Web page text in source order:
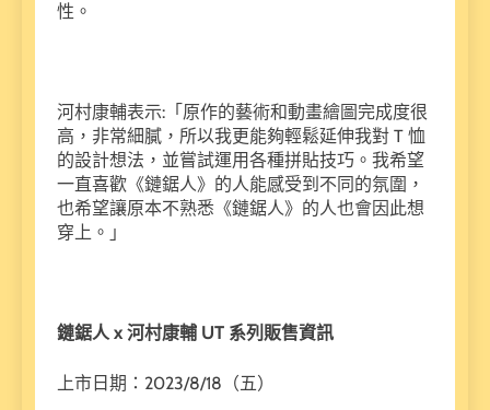
性。
河村康輔表示:「原作的藝術和動畫繪圖完成度很
高，非常細膩，所以我更能夠輕鬆延伸我對 T 恤
的設計想法，並嘗試運用各種拼貼技巧。我希望
一直喜歡《鏈鋸人》的人能感受到不同的氛圍，
也希望讓原本不熟悉《鏈鋸人》的人也會因此想
穿上。」
鏈鋸人 x 河村康輔 UT 系列販售資訊
上市日期：2023/8/18（五）